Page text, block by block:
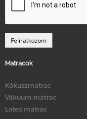
Matracok
Kókuszmatrac
Vákuum matrac
Latex matrac